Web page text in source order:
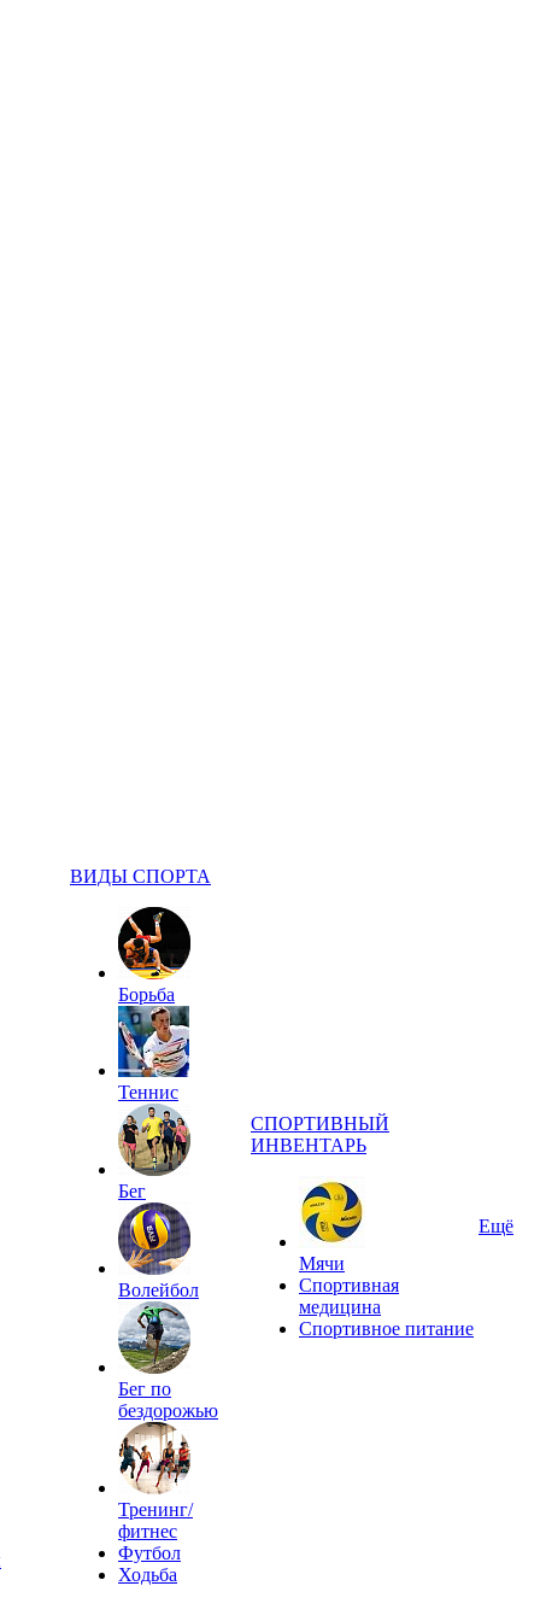
ВИДЫ СПОРТА
Борьба
Теннис
Бег
Волейбол
Бег по
бездорожью
Тренинг/
фитнес
Футбол
Ходьба
СПОРТИВНЫЙ
ИНВЕНТАРЬ
Мячи
Спортивная
медицина
Спортивное питание
Ещё